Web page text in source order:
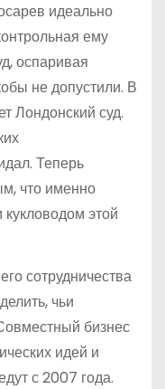
идеально
ему
оспаривая
не допустили. В
Лондонский суд.
Теперь
что именно
этой
сотрудничества
чьи
бизнес
идей и
с 2007 года.